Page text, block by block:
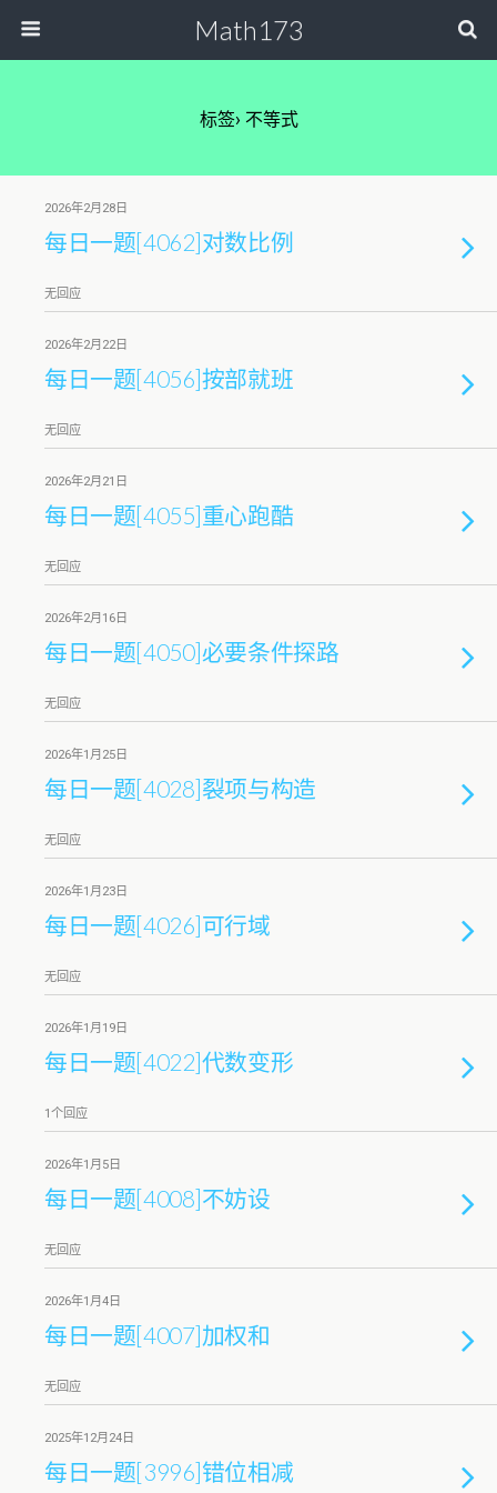
Math173
标签› 不等式
2026年2月28日
每日一题[4062]对数比例
无回应
2026年2月22日
每日一题[4056]按部就班
无回应
2026年2月21日
每日一题[4055]重心跑酷
无回应
2026年2月16日
每日一题[4050]必要条件探路
无回应
2026年1月25日
每日一题[4028]裂项与构造
无回应
2026年1月23日
每日一题[4026]可行域
无回应
2026年1月19日
每日一题[4022]代数变形
1个回应
2026年1月5日
每日一题[4008]不妨设
无回应
2026年1月4日
每日一题[4007]加权和
无回应
2025年12月24日
每日一题[3996]错位相减